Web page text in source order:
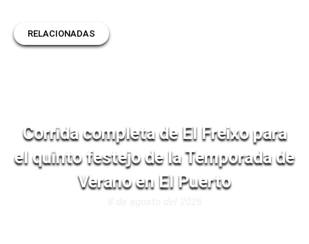
RELACIONADAS
Corrida completa de El Freixo para
el quinto festejo de la Temporada de
Verano en El Puerto